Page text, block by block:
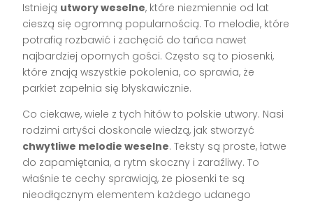
Istnieją utwory weselne, które niezmiennie od lat
cieszą się ogromną popularnością. To melodie, które
potrafią rozbawić i zachęcić do tańca nawet
najbardziej opornych gości. Często są to piosenki,
które znają wszystkie pokolenia, co sprawia, że
parkiet zapełnia się błyskawicznie.
Co ciekawe, wiele z tych hitów to polskie utwory. Nasi
rodzimi artyści doskonale wiedzą, jak stworzyć
chwytliwe melodie weselne. Teksty są proste, łatwe
do zapamiętania, a rytm skoczny i zaraźliwy. To
właśnie te cechy sprawiają, że piosenki te są
nieodłącznym elementem każdego udanego